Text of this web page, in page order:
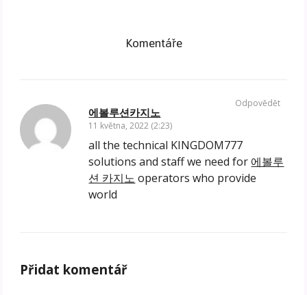
Komentáře
에볼루션카지노
11 května, 2022 (2:23)
all the technical KINGDOM777
solutions and staff we need for 에볼루
션 카지노 operators who provide
world
Odpovědět
Přidat komentář